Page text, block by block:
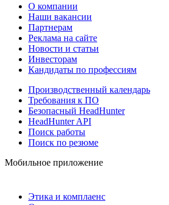
О компании
Наши вакансии
Партнерам
Реклама на сайте
Новости и статьи
Инвесторам
Кандидаты по профессиям
Производственный календарь
Требования к ПО
Безопасный HeadHunter
HeadHunter API
Поиск работы
Поиск по резюме
Мобильное приложение
Этика и комплаенс